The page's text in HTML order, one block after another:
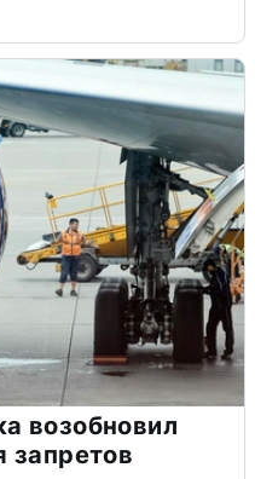
возобновил
запретов